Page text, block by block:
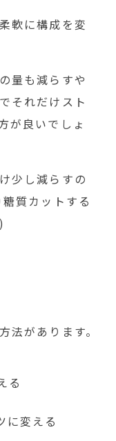
軟に構成を変
量も減らすや
それだけスト
が良いでしょ
少し減らすの
質カットする
法があります。
る
に変える